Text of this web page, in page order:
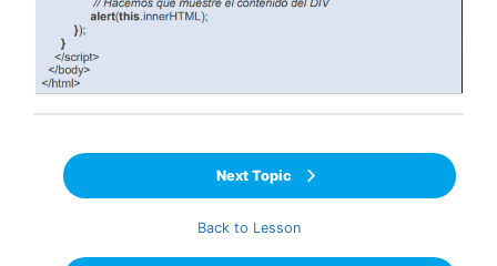
Back to Lesson
Next Topic